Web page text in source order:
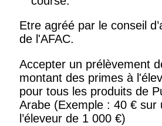
Etre agréé par le conseil
de l'AFAC.
Accepter un prélèvement
montant des primes à
pour tous les produits de
Arabe (Exemple : 40 € sur
l’éleveur de 1 000 €)